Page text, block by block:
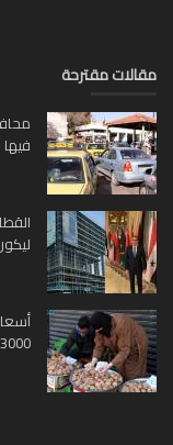
مقترحة
محافظة
فيها
ليكون...
3000 ليرة...